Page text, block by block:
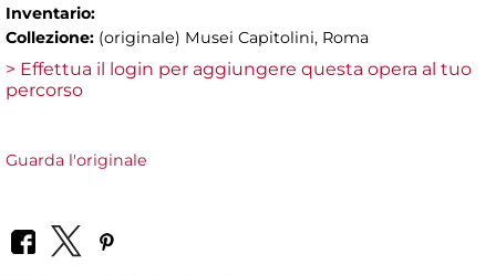
Inventario:
Collezione: (originale) Musei Capitolini, Roma
> Effettua il login per aggiungere questa opera al tuo
percorso
Guarda l'originale